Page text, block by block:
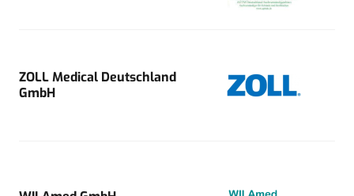
ZOLL Medical Deutschland
GmbH